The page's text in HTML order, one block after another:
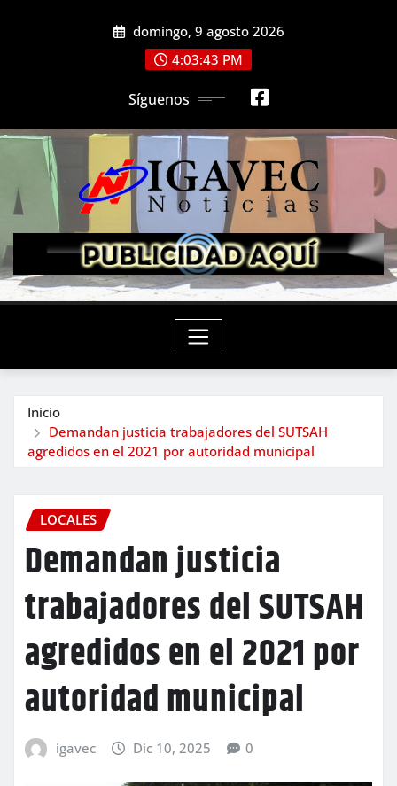
domingo, 9 agosto 2026
4:03:45 PM
Síguenos
Inicio
Demandan justicia trabajadores del SUTSAH
agredidos en el 2021 por autoridad municipal
LOCALES
Demandan justicia
trabajadores del SUTSAH
agredidos en el 2021 por
autoridad municipal
igavec Dic 10, 2025 0